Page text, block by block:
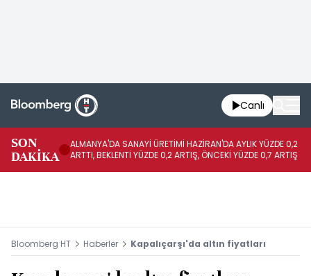
Canlı
SON
DAKİKA
ALMANYA'DA SANAYİ ÜRETİMİ HAZİRAN'DA AYLIK YÜZDE 0,2
ARTTI, BEKLENTİ YÜZDE 0,2 ARTIŞ, ÖNCEKİ YÜZDE 0,7 ARTIŞ
Bloomberg HT Haberler Kapalıçarşı'da altın fiyatları